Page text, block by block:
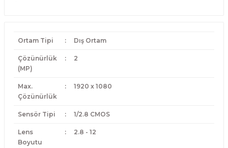
Ortam Tipi : Dış Ortam
Çözünürlük
(MP)
: 2
Max.
Çözünürlük
: 1920 x 1080
Sensör Tipi : 1/2.8 CMOS
Lens
Boyutu
: 2.8 - 12